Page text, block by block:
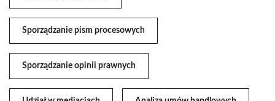
Sporządzanie pism procesowych
Sporządzanie opinii prawnych